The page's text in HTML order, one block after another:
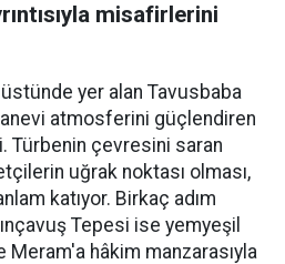
misafirlerini
yer alan Tavusbaba
atmosferini güçlendiren
Türbenin çevresini saran
uğrak noktası olması,
katıyor. Birkaç adım
Tepesi ise yemyeşil
Meram'a hâkim manzarasıyla